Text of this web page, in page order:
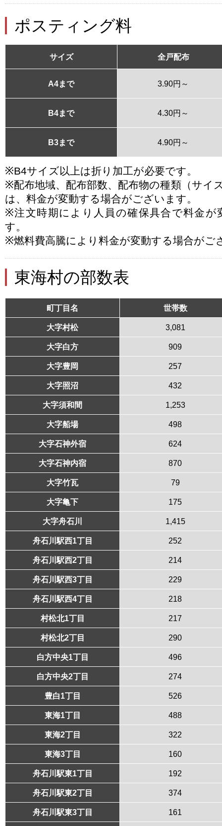
ポスティング料
サイズ 全戸配布
A4まで 3.90円～
B4まで 4.30円～
B3まで 4.90円～
※B4サイズ以上は折り加工が必要です。
※配布地域、配布部数、配布物の種類（サイ
は、料金が変動する場合がございます。
※注文時期により人員の確保具合で料金が
す。
※燃料費高騰により料金が変動する場合がご
東海村の部数表
町丁目名 世帯数
大字村松 3,081
大字白方 909
大字豊岡 257
大字照沼 432
大字須和間 1,253
大字船場 498
大字石神外宿 624
大字石神内宿 870
大字竹瓦 79
大字亀下 175
大字舟石川 1,415
舟石川駅西1丁目 252
舟石川駅西2丁目 214
舟石川駅西3丁目 229
舟石川駅西4丁目 218
村松北1丁目 217
村松北2丁目 290
白方中央1丁目 496
白方中央2丁目 274
豊白1丁目 526
東海1丁目 488
東海2丁目 322
東海3丁目 160
舟石川駅東1丁目 192
舟石川駅東2丁目 374
舟石川駅東3丁目 161